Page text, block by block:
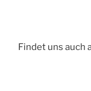
Findet uns auch